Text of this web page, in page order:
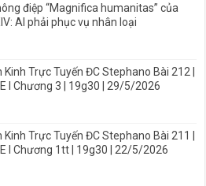
điệp “Magnifica humanitas” của
AI phải phục vụ nhân loại
Kinh Trực Tuyến ĐC Stephano Bài 212 |
I Chương 3 | 19g30 | 29/5/2026
Kinh Trực Tuyến ĐC Stephano Bài 211 |
I Chương 1tt | 19g30 | 22/5/2026